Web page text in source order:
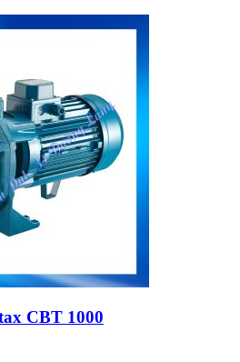
CBT 1000